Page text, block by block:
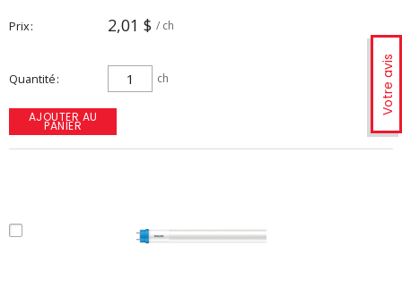
Votre avis
Prix 2,01 $ / ch
Quantité ch
AJOUTER AU
PANIER